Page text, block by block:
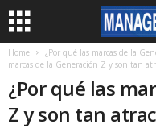
Home ¿Por qué las marcas de la
marcas de la Generación Z y son tan
¿Por qué las
Z y son tan